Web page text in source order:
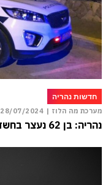
חדשות נהריה
מערכת מה הלוז | 28/07/2024
נהריה: בן 62 נעצר בחשד שנגע באופן מיני בילדים בגן ציבורי